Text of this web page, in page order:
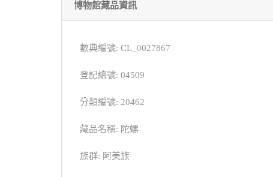
博物館藏品資訊
數典編號: CL_0027867
登記總號: 04509
分類編號: 20462
藏品名稱: 陀螺
族群: 阿美族